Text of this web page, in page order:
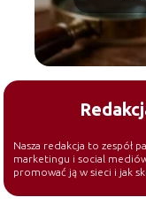
Nasza redakcja to zespół
marketingu i social
promować ją w sieci i jak